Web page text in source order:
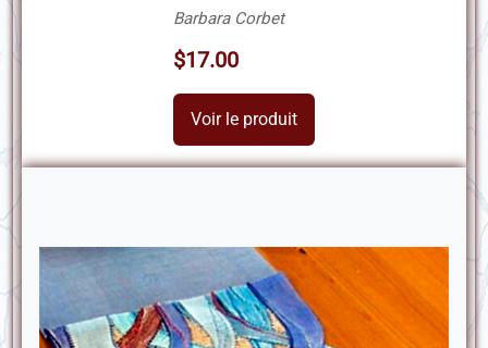
Barbara Corbet
$17.00
Voir le produit